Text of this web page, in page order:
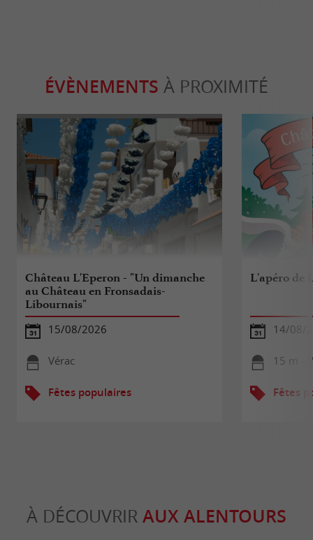
ÉVÈNEMENTS À PROXIMITÉ
Château L'Eperon - "Un dimanche
au Château en Fronsadais-
Libournais"
15/08/2026
Vérac
Fêtes populaires
L'apéro de
14/08/
15 m -
Fêtes
À DÉCOUVRIR AUX ALENTOURS